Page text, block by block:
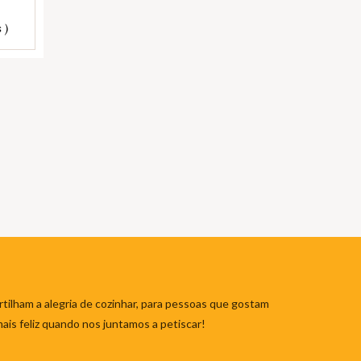
)
a alegria de cozinhar, para pessoas que gostam
feliz quando nos juntamos a petiscar!